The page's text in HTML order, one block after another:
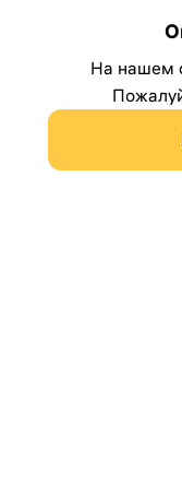
На нашем